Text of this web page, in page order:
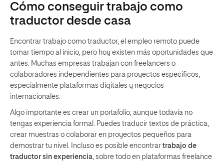
Cómo conseguir trabajo como
traductor desde casa
Encontrar trabajo como traductor, el empleo remoto puede
tomar tiempo al inicio, pero hoy existen más oportunidades que
antes. Muchas empresas trabajan con freelancers o
colaboradores independientes para proyectos específicos,
especialmente plataformas digitales y negocios
internacionales.
Algo importante es crear un portafolio, aunque todavía no
tengas experiencia formal. Puedes traducir textos de práctica,
crear muestras o colaborar en proyectos pequeños para
demostrar tu nivel. Incluso es posible encontrar trabajo de
traductor sin experiencia , sobre todo en plataformas freelance